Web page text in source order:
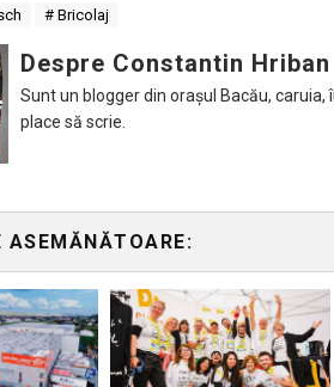
# Bricolaj
Despre Constantin Hriban
Sunt un blogger din orașul Bacău,
place să scrie.
ASEMĂNĂTOARE: